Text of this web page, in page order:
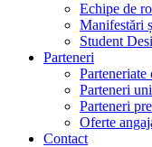
Echipe de
Manifestări
Student
Parteneri
Parteneri
Parteneri
Oferte
Contact